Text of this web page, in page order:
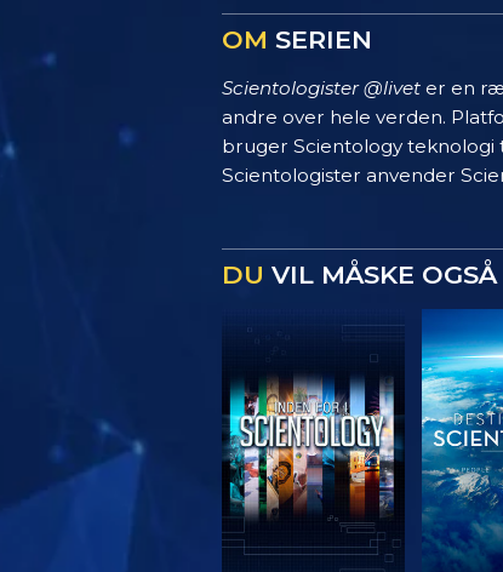
OM SERIEN
Scientologister @livet er en
andre over hele verden.
bruger Scientology teknologi
Scientologister anvender
DU VIL MÅSKE